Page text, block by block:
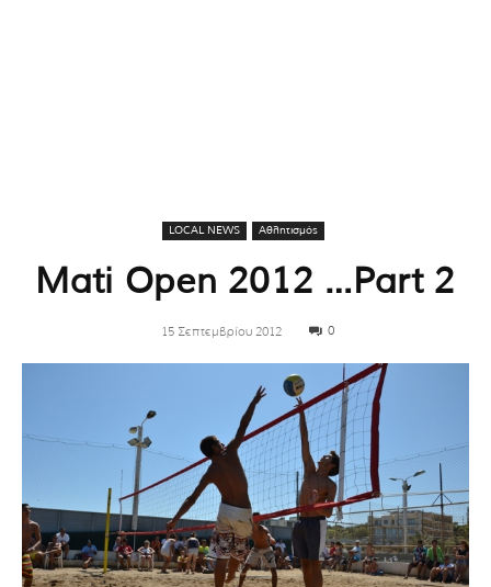
LOCAL NEWS Αθλητισμός
Mati Open 2012 …Part 2
15 Σεπτεμβρίου 2012 0